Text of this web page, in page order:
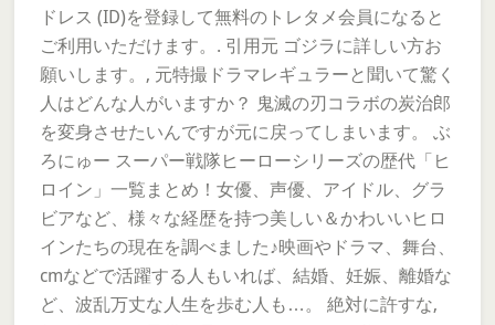
ドレス (ID)を登録して無料のトレタメ会員になると
ご利用いただけます。. 引用元 ゴジラに詳しい方お
願いします。, 元特撮ドラマレギュラーと聞いて驚く
人はどんな人がいますか？ 鬼滅の刃コラボの炭治郎
を変身させたいんですが元に戻ってしまいます。 ぶ
ろにゅー スーパー戦隊ヒーローシリーズの歴代「ヒ
ロイン」一覧まとめ！女優、声優、アイドル、グラ
ビアなど、様々な経歴を持つ美しい＆かわいいヒロ
インたちの現在を調べました♪映画やドラマ、舞台、
cmなどで活躍する人もいれば、結婚、妊娠、離婚な
ど、波乱万丈な人生を歩む人も…。 絶対に許すな,